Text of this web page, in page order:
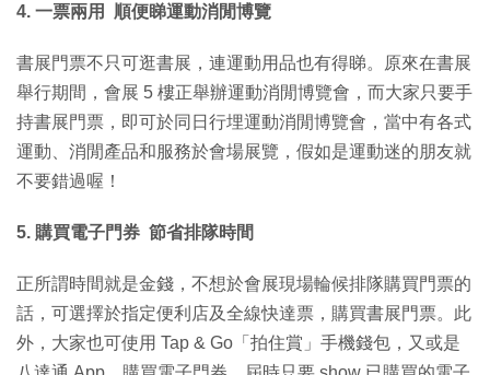
4. 一票兩用 順便睇運動消閒博覽
書展門票不只可逛書展，連運動用品也有得睇。原來在書展
舉行期間，會展 5 樓正舉辦運動消閒博覽會，而大家只要手
持書展門票，即可於同日行埋運動消閒博覽會，當中有各式
運動、消閒產品和服務於會場展覽，假如是運動迷的朋友就
不要錯過喔！
5. 購買電子門券 節省排隊時間
正所謂時間就是金錢，不想於會展現場輪候排隊購買門票的
話，可選擇於指定便利店及全線快達票，購買書展門票。此
外，大家也可使用 Tap & Go「拍住賞」手機錢包，又或是